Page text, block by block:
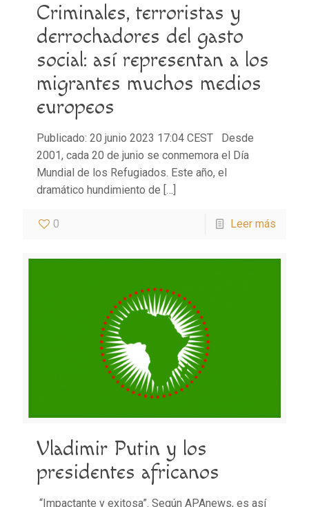
Criminales, terroristas y
derrochadores del gasto
social: así representan a los
migrantes muchos medios
europeos
Publicado: 20 junio 2023 17:04 CEST Desde
2001, cada 20 de junio se conmemora el Día
Mundial de los Refugiados. Este año, el
dramático hundimiento de […]
0 Leer más
Vladimir Putin y los
presidentes africanos
“Impactante y exitosa”. Según APAnews, es así